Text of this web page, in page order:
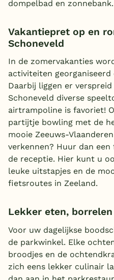
dompelbad en zonnebank.
Vakantiepret op en
Schoneveld
In de zomervakanties
activiteiten
Daarbij liggen er
Schoneveld diverse
airtrampoline is favoriet!
partijtje bowling met de
mooie Zeeuws-
verkennen? Huur dan
de receptie. Hier kunt u
leuke uitstapjes en de
fietsroutes in Zeeland.
Lekker eten,
Voor uw dagelijkse
de parkwinkel. Elke
broodjes en de
zich eens lekker culinair